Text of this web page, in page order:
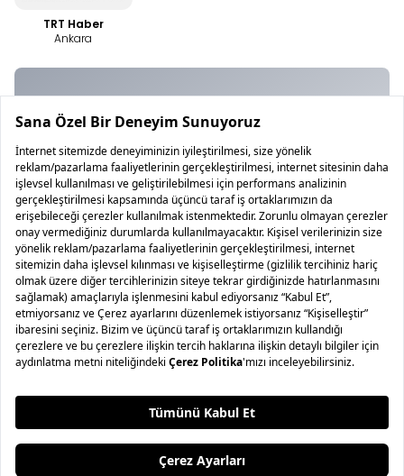
TRT Haber
Ankara
Artı Dijital Medya Tüm
Platformlarda!
50'yi aşkın yerel TV yayınlarını HD olarak canlı
izleyebileceğiniz Artı Dijital Medya tüm platformlarda
her zaman yanınızda!
Hakkımızda
Yasal
Çerez Politikası
Çerez Ayarları
İletişim